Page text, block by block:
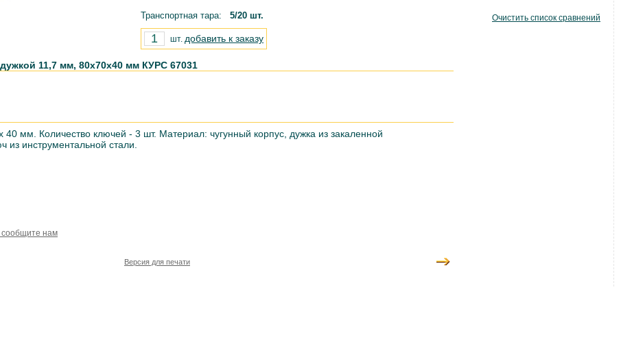
Транспортная тара: 5/20 шт.
шт. добавить к заказу
11,7 мм, 80x70x40 мм КУРС 67031
мм. Количество ключей - 3 шт. Материал: чугунный корпус, дужка из закаленной
из инструментальной стали.
нам
Версия для печати
Очистить список сравнений